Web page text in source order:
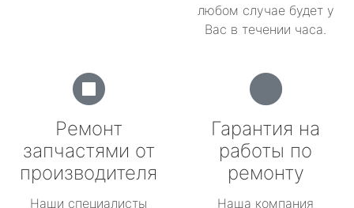
любом случае будет у
Вас в течении часа.
Ремонт
запчастями от
производителя
Наши специалисты
Гарантия на
работы по
ремонту
Наша компания